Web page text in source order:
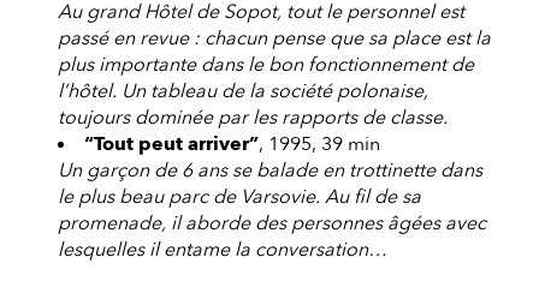
Au grand Hôtel de Sopot, tout le personnel est
passé en revue : chacun pense que sa place est la
plus importante dans le bon fonctionnement de
l’hôtel. Un tableau de la société polonaise,
toujours dominée par les rapports de classe.
“Tout peut arriver”, 1995, 39 min
Un garçon de 6 ans se balade en trottinette dans
le plus beau parc de Varsovie. Au fil de sa
promenade, il aborde des personnes âgées avec
lesquelles il entame la conversation…